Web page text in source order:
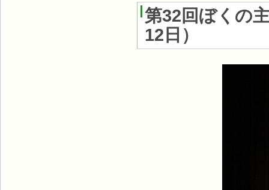
第32回ぼくの
12日 ）